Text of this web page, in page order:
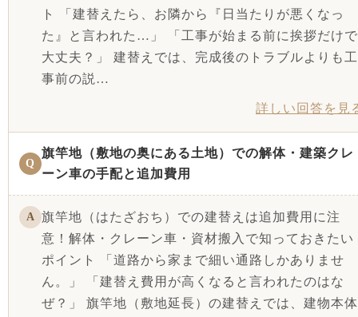
ト 「建替えたら、お隣から『日当たりが悪くなっ
た』と言われた…」 「工事が始まる前に挨拶だけで
大丈夫？」 建替えでは、完成後のトラブルよりも工
事前の説…
詳しい回答を見
Q
旗竿地（敷地の奥にある土地）での解体・建築クレ
ーン車の手配と追加費用
A 旗竿地（はたざおち）での建替えは追加費用に注
意！解体・クレーン車・資材搬入で知っておきたい
ポイント 「道路から家まで細い通路しかありませ
ん。」 「建替え費用が高くなると言われたのはな
ぜ？」 旗竿地（敷地延長）の建替えでは、建物本体